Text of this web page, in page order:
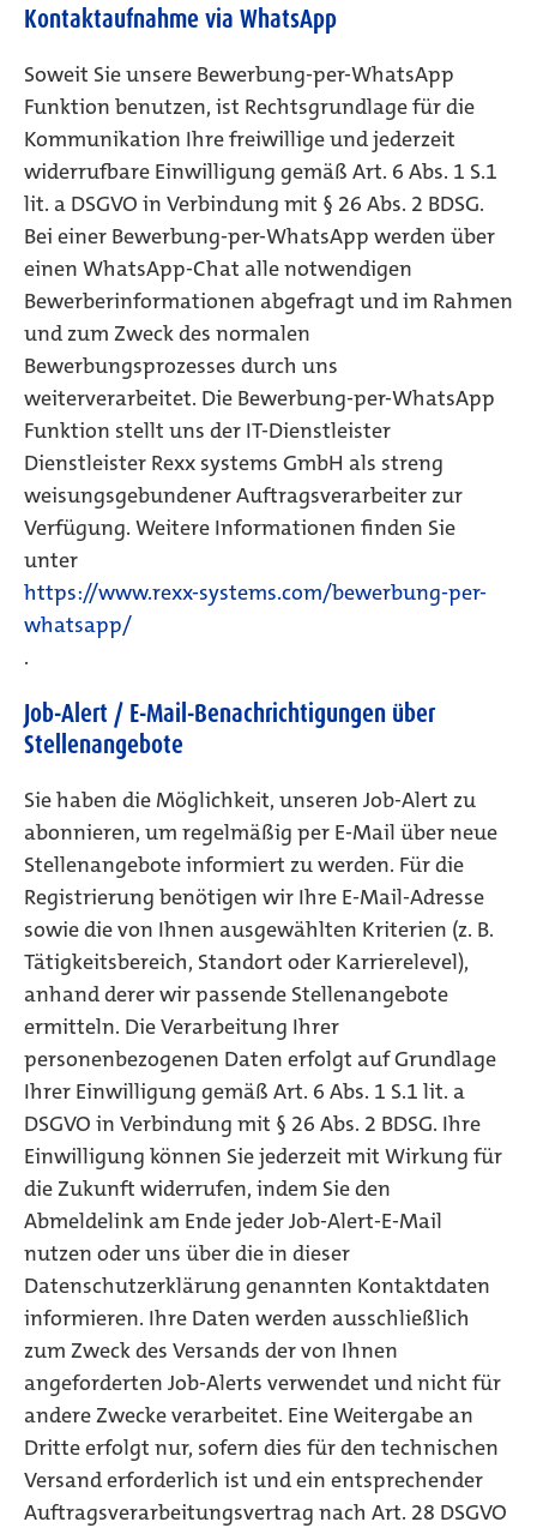
Kontaktaufnahme via WhatsApp
Soweit Sie unsere Bewerbung-per-WhatsApp
Funktion benutzen, ist Rechtsgrundlage für die
Kommunikation Ihre freiwillige und jederzeit
widerrufbare Einwilligung gemäß Art. 6 Abs. 1 S.1
lit. a DSGVO in Verbindung mit § 26 Abs. 2 BDSG.
Bei einer Bewerbung-per-WhatsApp werden über
einen WhatsApp-Chat alle notwendigen
Bewerberinformationen abgefragt und im Rahmen
und zum Zweck des normalen
Bewerbungsprozesses durch uns
weiterverarbeitet. Die Bewerbung-per-WhatsApp
Funktion stellt uns der IT-Dienstleister
Dienstleister Rexx systems GmbH als streng
weisungsgebundener Auftragsverarbeiter zur
Verfügung. Weitere Informationen finden Sie
unter
https://www.rexx-systems.com/bewerbung-per-
whatsapp/
.
Job-Alert / E-Mail-Benachrichtigungen über
Stellenangebote
Sie haben die Möglichkeit, unseren Job-Alert zu
abonnieren, um regelmäßig per E-Mail über neue
Stellenangebote informiert zu werden. Für die
Registrierung benötigen wir Ihre E-Mail-Adresse
sowie die von Ihnen ausgewählten Kriterien (z. B.
Tätigkeitsbereich, Standort oder Karrierelevel),
anhand derer wir passende Stellenangebote
ermitteln. Die Verarbeitung Ihrer
personenbezogenen Daten erfolgt auf Grundlage
Ihrer Einwilligung gemäß Art. 6 Abs. 1 S.1 lit. a
DSGVO in Verbindung mit § 26 Abs. 2 BDSG. Ihre
Einwilligung können Sie jederzeit mit Wirkung für
die Zukunft widerrufen, indem Sie den
Abmeldelink am Ende jeder Job-Alert-E-Mail
nutzen oder uns über die in dieser
Datenschutzerklärung genannten Kontaktdaten
informieren. Ihre Daten werden ausschließlich
zum Zweck des Versands der von Ihnen
angeforderten Job-Alerts verwendet und nicht für
andere Zwecke verarbeitet. Eine Weitergabe an
Dritte erfolgt nur, sofern dies für den technischen
Versand erforderlich ist und ein entsprechender
Auftragsverarbeitungsvertrag nach Art. 28 DSGVO